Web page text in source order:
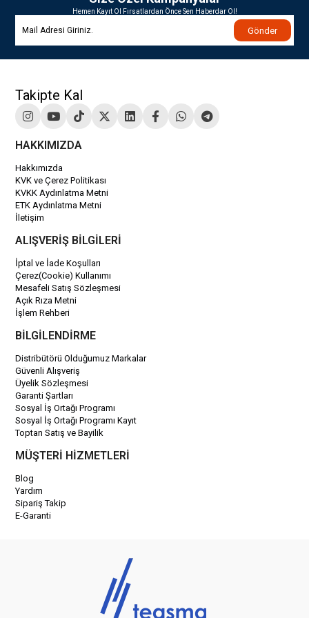
Hemen Kayıt Ol Fırsatlardan Önce Sen Haberdar Ol!
Gönder
Takipte Kal
HAKKIMIZDA
Hakkımızda
KVK ve Çerez Politikası
KVKK Aydınlatma Metni
ETK Aydınlatma Metni
İletişim
ALIŞVERİŞ BİLGİLERİ
İptal ve İade Koşulları
Çerez(Cookie) Kullanımı
Mesafeli Satış Sözleşmesi
Açık Rıza Metni
İşlem Rehberi
BİLGİLENDİRME
Distribütörü Olduğumuz Markalar
Güvenli Alışveriş
Üyelik Sözleşmesi
Garanti Şartları
Sosyal İş Ortağı Programı
Sosyal İş Ortağı Programı Kayıt
Toptan Satış ve Bayilik
MÜŞTERİ HİZMETLERİ
Blog
Yardım
Sipariş Takip
E-Garanti